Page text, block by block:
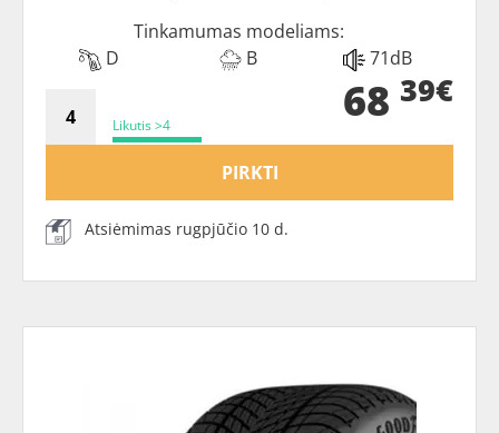
Tinkamumas modeliams:
D
B 71dB
Likutis >4 68 39€
PIRKTI
Atsiėmimas rugpjūčio 10 d.